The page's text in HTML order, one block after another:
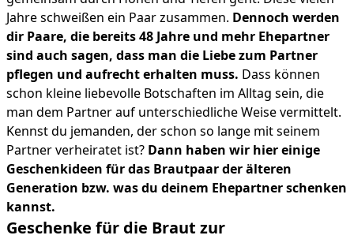
Jahre schweißen ein Paar zusammen. Dennoch werden
dir Paare, die bereits 48 Jahre und mehr Ehepartner
sind auch sagen, dass man die Liebe zum Partner
pflegen und aufrecht erhalten muss. Dass können
schon kleine liebevolle Botschaften im Alltag sein, die
man dem Partner auf unterschiedliche Weise vermittelt.
Kennst du jemanden, der schon so lange mit seinem
Partner verheiratet ist? Dann haben wir hier einige
Geschenkideen für das Brautpaar der älteren
Generation bzw. was du deinem Ehepartner schenken
kannst.
Geschenke für die Braut zur